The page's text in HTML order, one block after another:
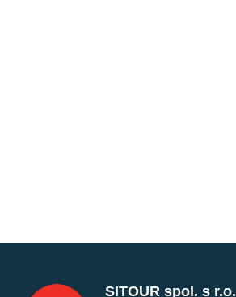
SITOUR spol. s r.o.